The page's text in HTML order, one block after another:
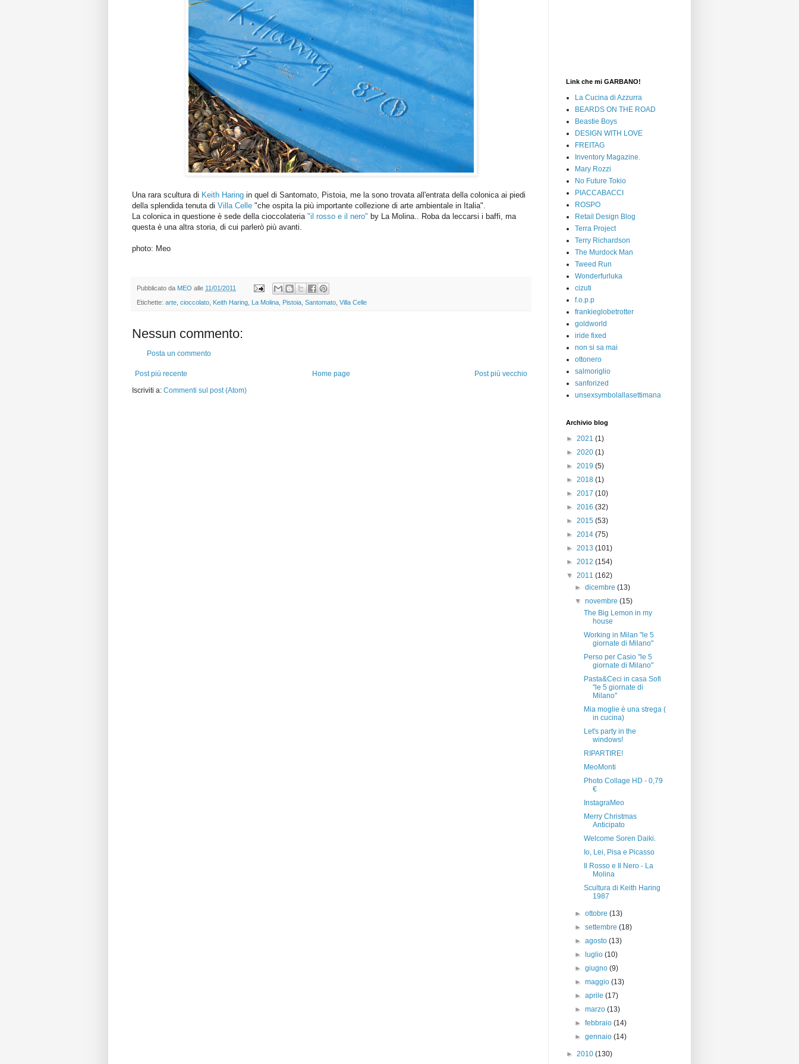
Una rara scultura di Keith Haring in quel di Santomato, Pistoia, me la sono trovata all'entrata della colonica ai piedi
della splendida tenuta di Villa Celle "che ospita la più importante collezione di arte ambientale in Italia".
La colonica in questione è sede della cioccolateria "il rosso e il nero" by La Molina.. Roba da leccarsi i baffi, ma
questa è una altra storia, di cui parlerò più avanti.
photo: Meo
Pubblicato da MEO alle 11/01/2011
Etichette: arte cioccolato Keith Haring La Molina Pistoia Santomato Villa Celle
Nessun commento:
Posta un commento
Post più recente Post più vecchio
Home page
Iscriviti a: Commenti sul post (Atom)
Link che mi GARBANO!
La Cucina di Azzurra
BEARDS ON THE ROAD
Beastie Boys
DESIGN WITH LOVE
FREITAG
Inventory Magazine.
Mary Rozzi
No Future Tokio
PIACCABACCI
ROSPO
Retail Design Blog
Terra Project
Terry Richardson
The Murdock Man
Tweed Run
Wonderfurluka
cizuti
f.o.p.p
frankieglobetrotter
goldworld
iride fixed
non si sa mai
ottonero
salmoriglio
sanforized
unsexsymbolallasettimana
Archivio blog
► 2021 (1)
► 2020 (1)
► 2019 (5)
► 2018 (1)
► 2017 (10)
► 2016 (32)
► 2015 (53)
► 2014 (75)
► 2013 (101)
► 2012 (154)
▼ 2011 (162)
►dicembre(13)
▼novembre(15)
The Big Lemon in my
house
Working in Milan "le 5
giornate di Milano"
Perso per Casio "le 5
giornate di Milano"
Pasta&Ceci in casa Sofi
"le 5 giornate di
Milano"
Mia moglie è una strega (
in cucina)
Let's party in the
windows!
RIPARTIRE!
MeoMonti
Photo Collage HD - 0,79
€
InstagraMeo
Merry Christmas
Anticipato
Welcome Soren Daiki.
Io, Lei, Pisa e Picasso
Il Rosso e Il Nero - La
Molina
Scultura di Keith Haring
1987
►ottobre(13)
►settembre(18)
►agosto(13)
►
luglio(10)
►giugno(9)
►maggio(13)
►aprile(17)
►marzo(13)
►febbraio(14)
►gennaio(14)
► 2010 (130)